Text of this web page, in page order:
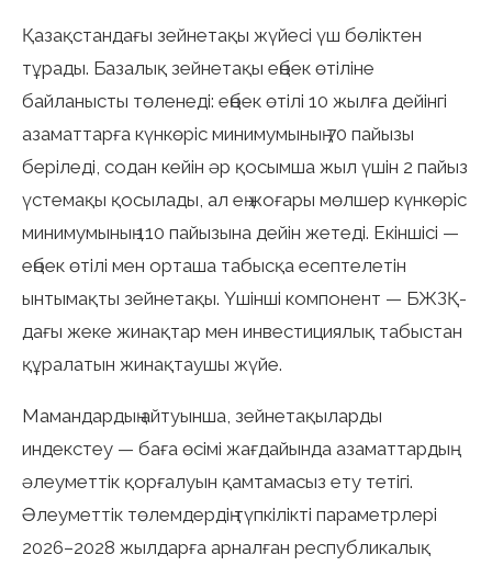
Қазақстандағы зейнетақы жүйесі үш бөліктен
тұрады. Базалық зейнетақы еңбек өтіліне
байланысты төленеді: еңбек өтілі 10 жылға дейінгі
азаматтарға күнкөріс минимумының 70 пайызы
беріледі, содан кейін әр қосымша жыл үшін 2 пайыз
үстемақы қосылады, ал ең жоғары мөлшер күнкөріс
минимумының 110 пайызына дейін жетеді. Екіншісі —
еңбек өтілі мен орташа табысқа есептелетін
ынтымақты зейнетақы. Үшінші компонент — БЖЗҚ-
дағы жеке жинақтар мен инвестициялық табыстан
құралатын жинақтаушы жүйе.
Мамандардың айтуынша, зейнетақыларды
индекстеу — баға өсімі жағдайында азаматтардың
әлеуметтік қорғалуын қамтамасыз ету тетігі.
Әлеуметтік төлемдердің түпкілікті параметрлері
2026–2028 жылдарға арналған республикалық